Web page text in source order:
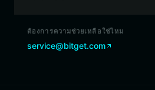
ต้องการความช่วยเหลือใช่ไหม
service@bitget.com